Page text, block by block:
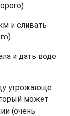
и сливать
и дать воде
угрожающе
может
(очень